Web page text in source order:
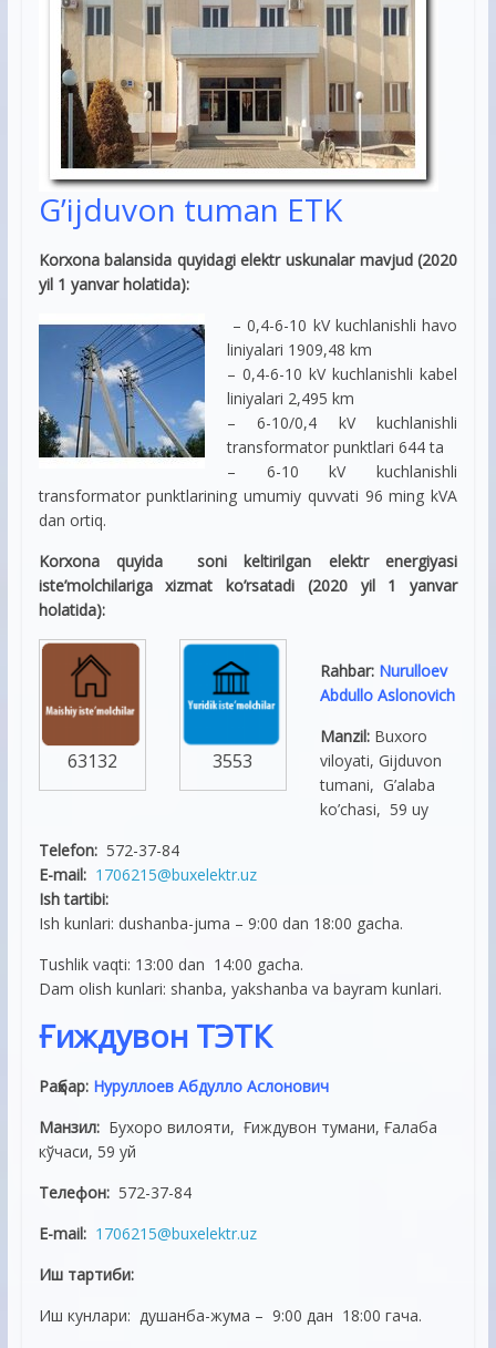
G’ijduvon tuman ETK
Korxona balansida quyidagi elektr uskunalar mavjud (2020
yil 1 yanvar holatida):
– 0,4-6-10 kV kuchlanishli havo
liniyalari 1909,48 km
– 0,4-6-10 kV kuchlanishli kabel
liniyalari 2,495 km
– 6-10/0,4 kV kuchlanishli
transformator punktlari 644 ta
– 6-10 kV kuchlanishli
transformator punktlarining umumiy quvvati 96 ming kVA
dan ortiq.
Korxona quyida soni keltirilgan elektr energiyasi
iste’molchilariga xizmat ko’rsatadi (2020 yil 1 yanvar
holatida):
63132 3553
Rahbar: Nurulloev
Abdullo Aslonovich
Manzil:Buxoro
viloyati, Gijduvon
tumani, G’alaba
ko’chasi, 59 uy
Telefon:572-37-84
E-mail: 1706215@buxelektr.uz
Ish tartibi:
Ish kunlari: dushanba-juma – 9:00 dan 18:00 gacha.
Tushlik vaqti: 13:00 dan 14:00 gacha.
Dam olish kunlari: shanba, yakshanba va bayram kunlari.
Ғиждувон ТЭТК
Раҳбар: Нуруллоев Абдулло Аслонович
Манзил: Бухоро вилояти, Ғиждувон тумани, Ғалаба
кўчаси, 59 уй
Телефон:572-37-84
E-mail: 1706215@buxelektr.uz
Иш тартиби:
Иш кунлари: душанба-жума – 9:00 дан 18:00 гача.